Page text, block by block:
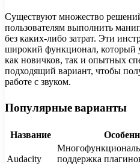
Существуют множество
пользователям выполнить
без каких-либо затрат. Эти
широкий функционал, который
как новичков, так и опытных
подходящий вариант, чтобы
работе с звуком.
Популярные варианты
Название
Audacity
поддержка